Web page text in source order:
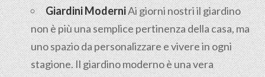
Giardini ModerniAi giorni nostri il giardino
non è più una semplice pertinenza della casa, ma
uno spazio da personalizzare e vivere in ogni
stagione. Il giardino moderno è una vera